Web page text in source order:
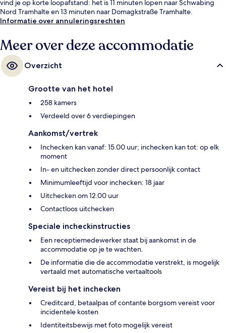
vind je op korte loopafstand: het is 11 minuten lopen naar Schwabing
Nord Tramhalte en 13 minuten naar Domagkstraße Tramhalte.
Informatie over annuleringsrechten
Meer over deze accommodatie
Overzicht
Grootte van het hotel
258 kamers
Verdeeld over 6 verdiepingen
Aankomst/vertrek
Inchecken kan vanaf: 15.00 uur; inchecken kan tot: op elk
moment
In- en uitchecken zonder direct persoonlijk contact
Minimumleeftijd voor inchecken: 18 jaar
Uitchecken om 12.00 uur
Contactloos uitchecken
Speciale incheckinstructies
Een receptiemedewerker staat bij aankomst in de
accommodatie op je te wachten.
De informatie die de accommodatie verstrekt, is mogelijk
vertaald met automatische vertaaltools
Vereist bij het inchecken
Creditcard, betaalpas of contante borgsom vereist voor
incidentele kosten
Identiteitsbewijs met foto mogelijk vereist